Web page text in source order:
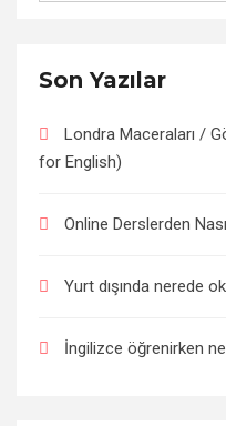
Son Yazılar
Londra Maceraları /
for English)
Online Derslerden
Yurt dışında nerede
İngilizce öğrenirken